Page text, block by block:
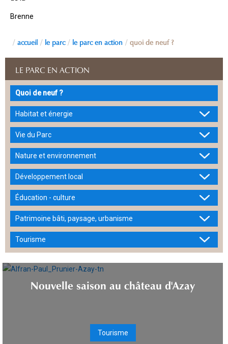
accueil le parc le parc en action quoi de neuf ?
LE PARC EN ACTION
Quoi de neuf ?
Habitat et énergie
Vie du Parc
Nature et environnement
Développement local
Éducation - culture
Patrimoine bâti, paysage, urbanisme
Tourisme
Nouvelle saison au château d'Azay
Tourisme